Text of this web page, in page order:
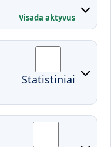
Visada aktyvus
Statistiniai
atstovybė